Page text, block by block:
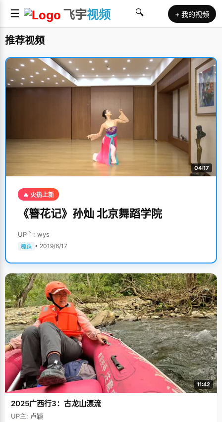
☰ 飞宇视频 🔍 + 我的视频
推荐视频
04:17
🔥 火热上新
《簪花记》孙灿 北京舞蹈学院
UP主: wys
舞蹈 • 2019/6/17
11:42
2025广西行3：古龙山漂流
UP主: 卢颖